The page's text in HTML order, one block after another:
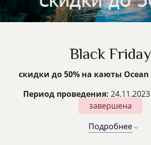
Black Friday
скидки до 50% на каюты Ocean
Период проведения:
завершена
Подробнее